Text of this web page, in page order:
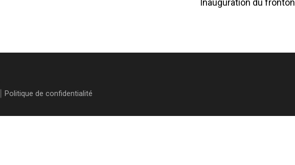
Inauguration du fronton
Politique de confidentialité